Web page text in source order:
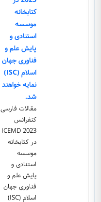
کتابخانه
موسسه
استنادی و
پایش علم و
فناوری جهان
اسلام (ISC)
نمایه خواهند
شد.
مقالات فارسی
کنفرانس
ICEMD 2023
در کتابخانه
موسسه
استنادی و
پایش علم و
فناوری جهان
اسلام (ISC)